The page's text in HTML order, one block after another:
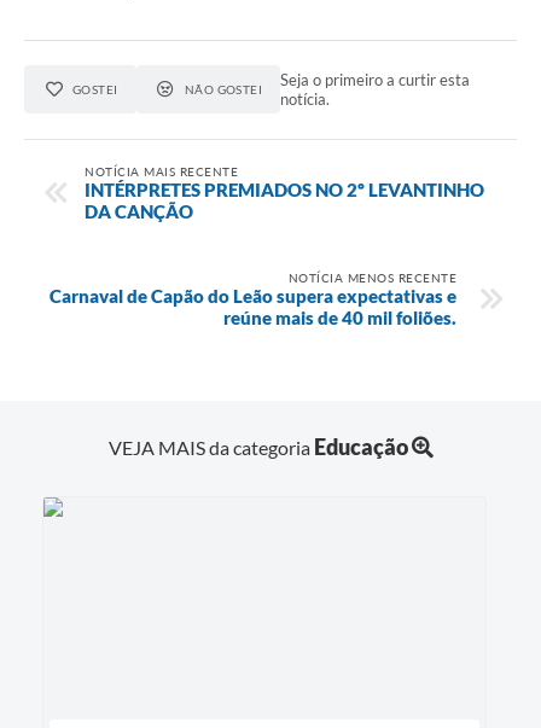
GOSTEI NÃO GOSTEI
Seja o primeiro a curtir esta
notícia.
NOTÍCIA MAIS RECENTE
INTÉRPRETES PREMIADOS NO 2º LEVANTINHO
DA CANÇÃO
NOTÍCIA MENOS RECENTE
Carnaval de Capão do Leão supera expectativas e
reúne mais de 40 mil foliões.
VEJA MAIS da categoria Educação